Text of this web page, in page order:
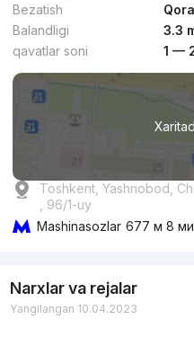
Bezatish
Balandligi
3.3
qavatlar soni
1 —
Toshkent, Yashnobod,
, 96/1-uy
Mashinasozlar 677 м 8
Narxlar va rejalar
Yangilangan 10.04.2023